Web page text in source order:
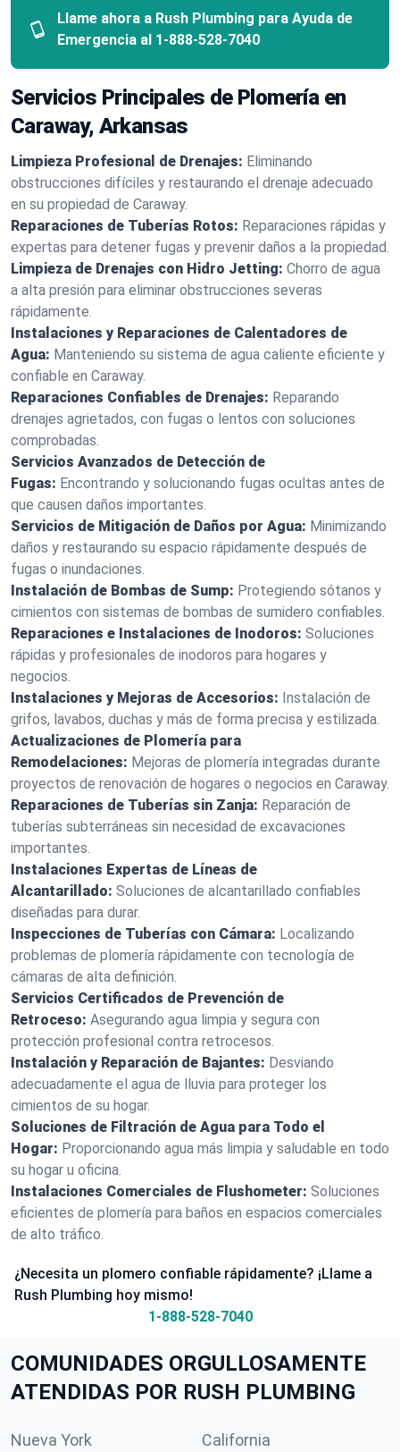
Llame ahora a Rush Plumbing para Ayuda de
Emergencia al 1-888-528-7040
Servicios Principales de Plomería en
Caraway, Arkansas
Limpieza Profesional de Drenajes: Eliminando
obstrucciones difíciles y restaurando el drenaje adecuado
en su propiedad de Caraway.
Reparaciones de Tuberías Rotos: Reparaciones rápidas y
expertas para detener fugas y prevenir daños a la propiedad.
Limpieza de Drenajes con Hidro Jetting: Chorro de agua
a alta presión para eliminar obstrucciones severas
rápidamente.
Instalaciones y Reparaciones de Calentadores de
Agua: Manteniendo su sistema de agua caliente eficiente y
confiable en Caraway.
Reparaciones Confiables de Drenajes: Reparando
drenajes agrietados, con fugas o lentos con soluciones
comprobadas.
Servicios Avanzados de Detección de
Fugas: Encontrando y solucionando fugas ocultas antes de
que causen daños importantes.
Servicios de Mitigación de Daños por Agua: Minimizando
daños y restaurando su espacio rápidamente después de
fugas o inundaciones.
Instalación de Bombas de Sump: Protegiendo sótanos y
cimientos con sistemas de bombas de sumidero confiables.
Reparaciones e Instalaciones de Inodoros: Soluciones
rápidas y profesionales de inodoros para hogares y
negocios.
Instalaciones y Mejoras de Accesorios: Instalación de
grifos, lavabos, duchas y más de forma precisa y estilizada.
Actualizaciones de Plomería para
Remodelaciones: Mejoras de plomería integradas durante
proyectos de renovación de hogares o negocios en Caraway.
Reparaciones de Tuberías sin Zanja: Reparación de
tuberías subterráneas sin necesidad de excavaciones
importantes.
Instalaciones Expertas de Líneas de
Alcantarillado: Soluciones de alcantarillado confiables
diseñadas para durar.
Inspecciones de Tuberías con Cámara: Localizando
problemas de plomería rápidamente con tecnología de
cámaras de alta definición.
Servicios Certificados de Prevención de
Retroceso: Asegurando agua limpia y segura con
protección profesional contra retrocesos.
Instalación y Reparación de Bajantes: Desviando
adecuadamente el agua de lluvia para proteger los
cimientos de su hogar.
Soluciones de Filtración de Agua para Todo el
Hogar: Proporcionando agua más limpia y saludable en todo
su hogar u oficina.
Instalaciones Comerciales de Flushometer: Soluciones
eficientes de plomería para baños en espacios comerciales
de alto tráfico.
¿Necesita un plomero confiable rápidamente? ¡Llame a
Rush Plumbing hoy mismo!
1-888-528-7040
COMUNIDADES ORGULLOSAMENTE
ATENDIDAS POR RUSH PLUMBING
Nueva York California